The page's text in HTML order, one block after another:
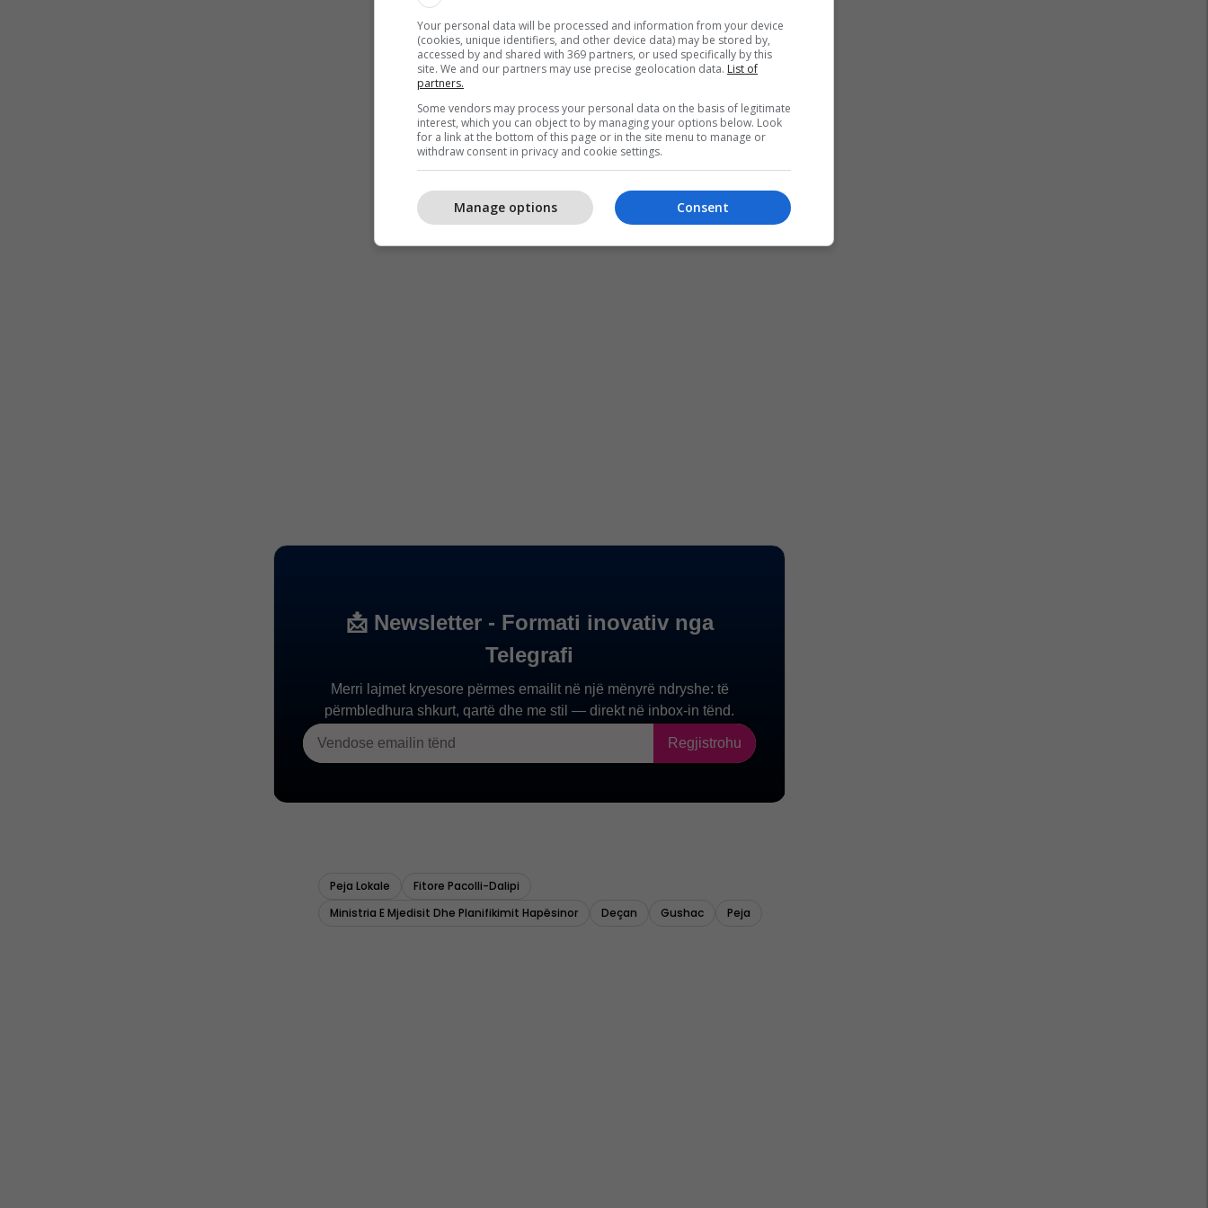
Your personal data will be processed and information from your device
(cookies, unique identifiers, and other device data) may be stored by,
accessed by and shared with 369 partners, or used specifically by this
site. We and our partners may use precise geolocation data. List of
partners.
Some vendors may process your personal data on the basis of legitimate
interest, which you can object to by managing your options below. Look
for a link at the bottom of this page or in the site menu to manage or
withdraw consent in privacy and cookie settings.
Consent
Manage options